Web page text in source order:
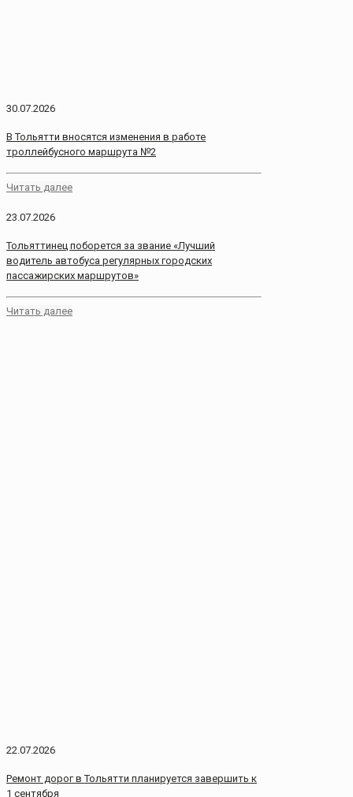
30.07.2026
В Тольятти вносятся изменения в работе
троллейбусного маршрута №2
Читать далее
23.07.2026
Тольяттинец поборется за звание «Лучший
водитель автобуса регулярных городских
пассажирских маршрутов»
Читать далее
22.07.2026
Ремонт дорог в Тольятти планируется завершить к
1 сентября